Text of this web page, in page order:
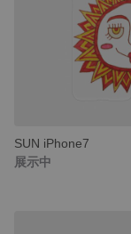
SUN iPhone7
展示中